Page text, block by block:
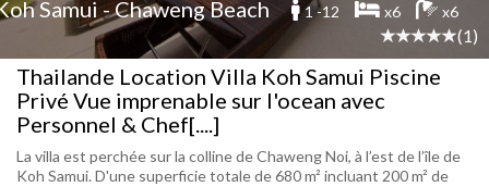
Samui - Chaweng Beach 1 -12 x6 x6
(1)
Thailande Location Villa Koh Samui Piscine
Privé Vue imprenable sur l'ocean avec
Personnel & Chef[....]
La villa est perchée sur la colline de Chaweng Noi, à l’est de l’île de
Koh Samui. D'une superficie totale de 680 m² incluant 200 m² de